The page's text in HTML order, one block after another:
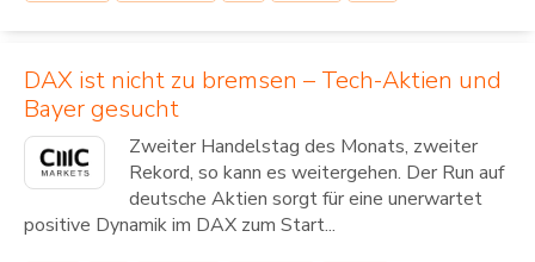
DAX ist nicht zu bremsen – Tech-Aktien und
Bayer gesucht
Zweiter Handelstag des Monats, zweiter
Rekord, so kann es weitergehen. Der Run auf
deutsche Aktien sorgt für eine unerwartet
positive Dynamik im DAX zum Start...